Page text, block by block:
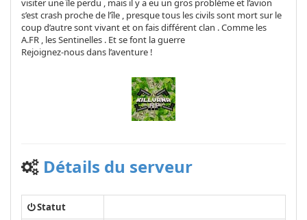
visiter une île perdu , mais il y a eu un gros problème et l’avion
s’est crash proche de l’île , presque tous les civils sont mort sur le
coup d’autre sont vivant et on fais différent clan . Comme les
A.FR , les Sentinelles . Et se font la guerre
Rejoignez-nous dans l’aventure !
Détails du serveur
Statut